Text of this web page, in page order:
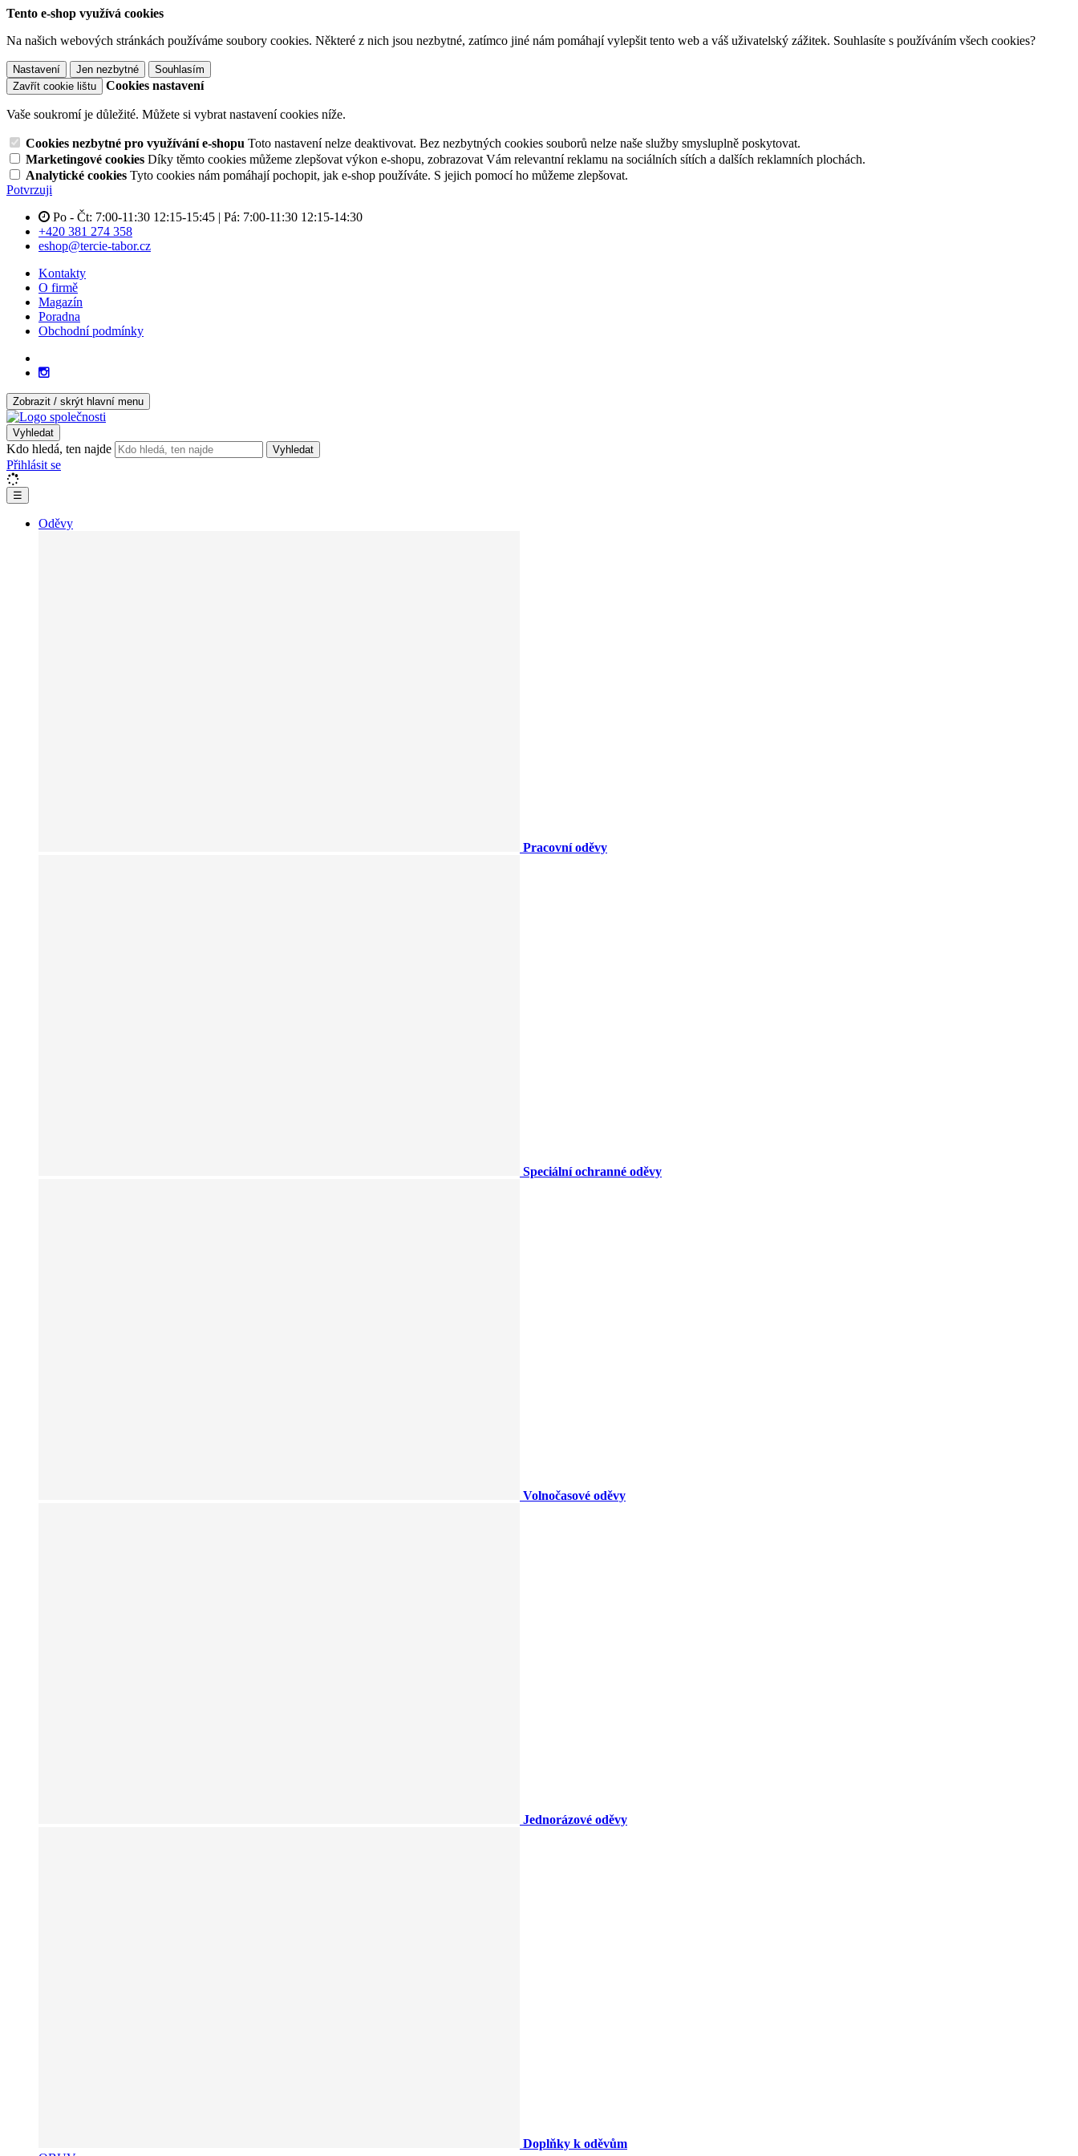
Tento e-shop využívá cookies
Na našich webových stránkách používáme soubory cookies. Některé z nich jsou nezbytné, zatímco jiné nám pomáhají vylepšit tento web a váš uživatelský zážitek. Souhlasíte s používáním všech cookies?
Nastavení Jen nezbytné
Souhlasím
Zavřít cookie lištu
Cookies nastavení
Vaše soukromí je důležité. Můžete si vybrat nastavení cookies níže.
Cookies nezbytné pro využívání e-shopu Toto nastavení nelze deaktivovat. Bez nezbytných cookies souborů nelze naše služby smysluplně poskytovat.
Marketingové cookies Díky těmto cookies můžeme zlepšovat výkon e-shopu, zobrazovat Vám relevantní reklamu na sociálních sítích a dalších reklamních plochách.
Analytické cookies Tyto cookies nám pomáhají pochopit, jak e-shop používáte. S jejich pomocí ho můžeme zlepšovat.
Potvrzuji
Po - Čt: 7:00-11:30 12:15-15:45 | Pá: 7:00-11:30 12:15-14:30
+420 381 274 358
eshop@tercie-tabor.cz
Kontakty
O firmě
Magazín
Poradna
Obchodní podmínky
Zobrazit / skrýt hlavní menu
Vyhledat
Kdo hledá, ten najde Vyhledat
Přihlásit se
☰
Oděvy
Pracovní oděvy
Speciální ochranné oděvy
Volnočasové oděvy
Jednorázové oděvy
Doplňky k oděvům